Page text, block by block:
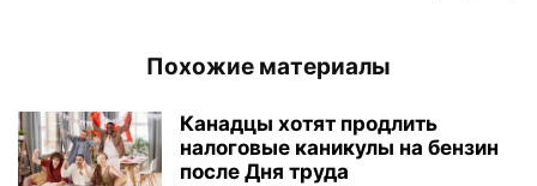
Похожие материалы
Канадцы хотят продлить
налоговые каникулы на бензин
после Дня труда